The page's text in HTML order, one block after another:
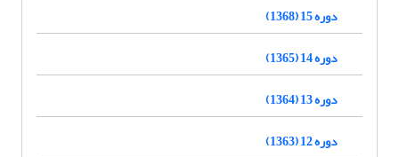
دوره 15 (1368)
دوره 14 (1365)
دوره 13 (1364)
دوره 12 (1363)